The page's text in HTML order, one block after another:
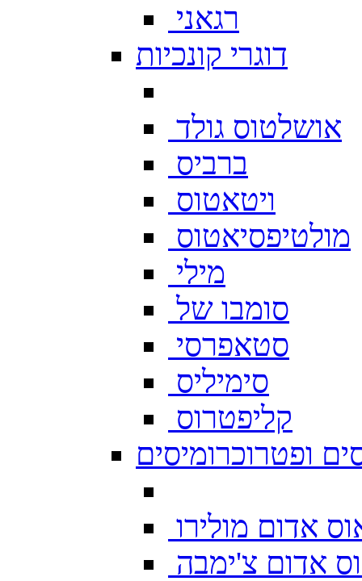
רגאני
דוגרי קונכיות
אושלטוס גולד
ברביס
ויטאטוס
מולטיפסיאטוס
מילי
סומבו של
סטאפרסי
סימיליס
קליפטרוס
ופטרוכרומיסים
אדום מולירו
אדום צ'ימבה